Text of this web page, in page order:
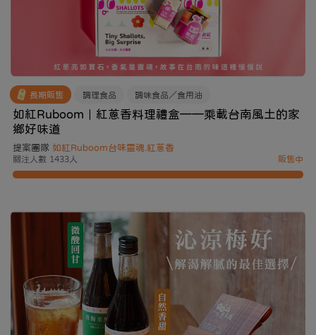
「傘下有仁」不僅是一個品
牌，更是守護這片土地的保護
傘，願每一口柴米油鹽醬醋
茶，都寫下最美的生態詩篇。
了解惜食的重要！
eFOOOD 以各種不同面向推
廣惜食享食捐食，推動社會的
「膳循環」。
長期販售 調理食品 調味食品／食用油
如紅Ruboom｜紅蔥香料理禮盒——乘載台南風土的家
鄉好味道
提案團隊 如紅Ruboom台味靈魂.紅蔥香
關注人數 1433人 販售中